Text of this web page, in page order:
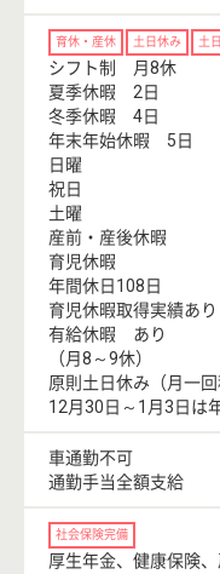
育休・産休 土日休み 土
シフト制 月8休
夏季休暇 2日
冬季休暇 4日
年末年始休暇 5日
日曜
祝日
土曜
産前・産後休暇
育児休暇
年間休日108日
育児休暇取得実績あり
有給休暇 あり
（月8～9休）
原則土日休み（月一
12月30日～1月3日は
車通勤不可
通勤手当全額支給
社会保険完備
厚生年金、健康保険